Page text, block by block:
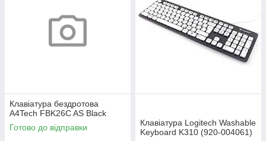
Клавіатура бездротова
A4Tech FBK26C AS Black
Готово до відправки
Клавіатура Logitech Washable
Keyboard K310 (920-004061)